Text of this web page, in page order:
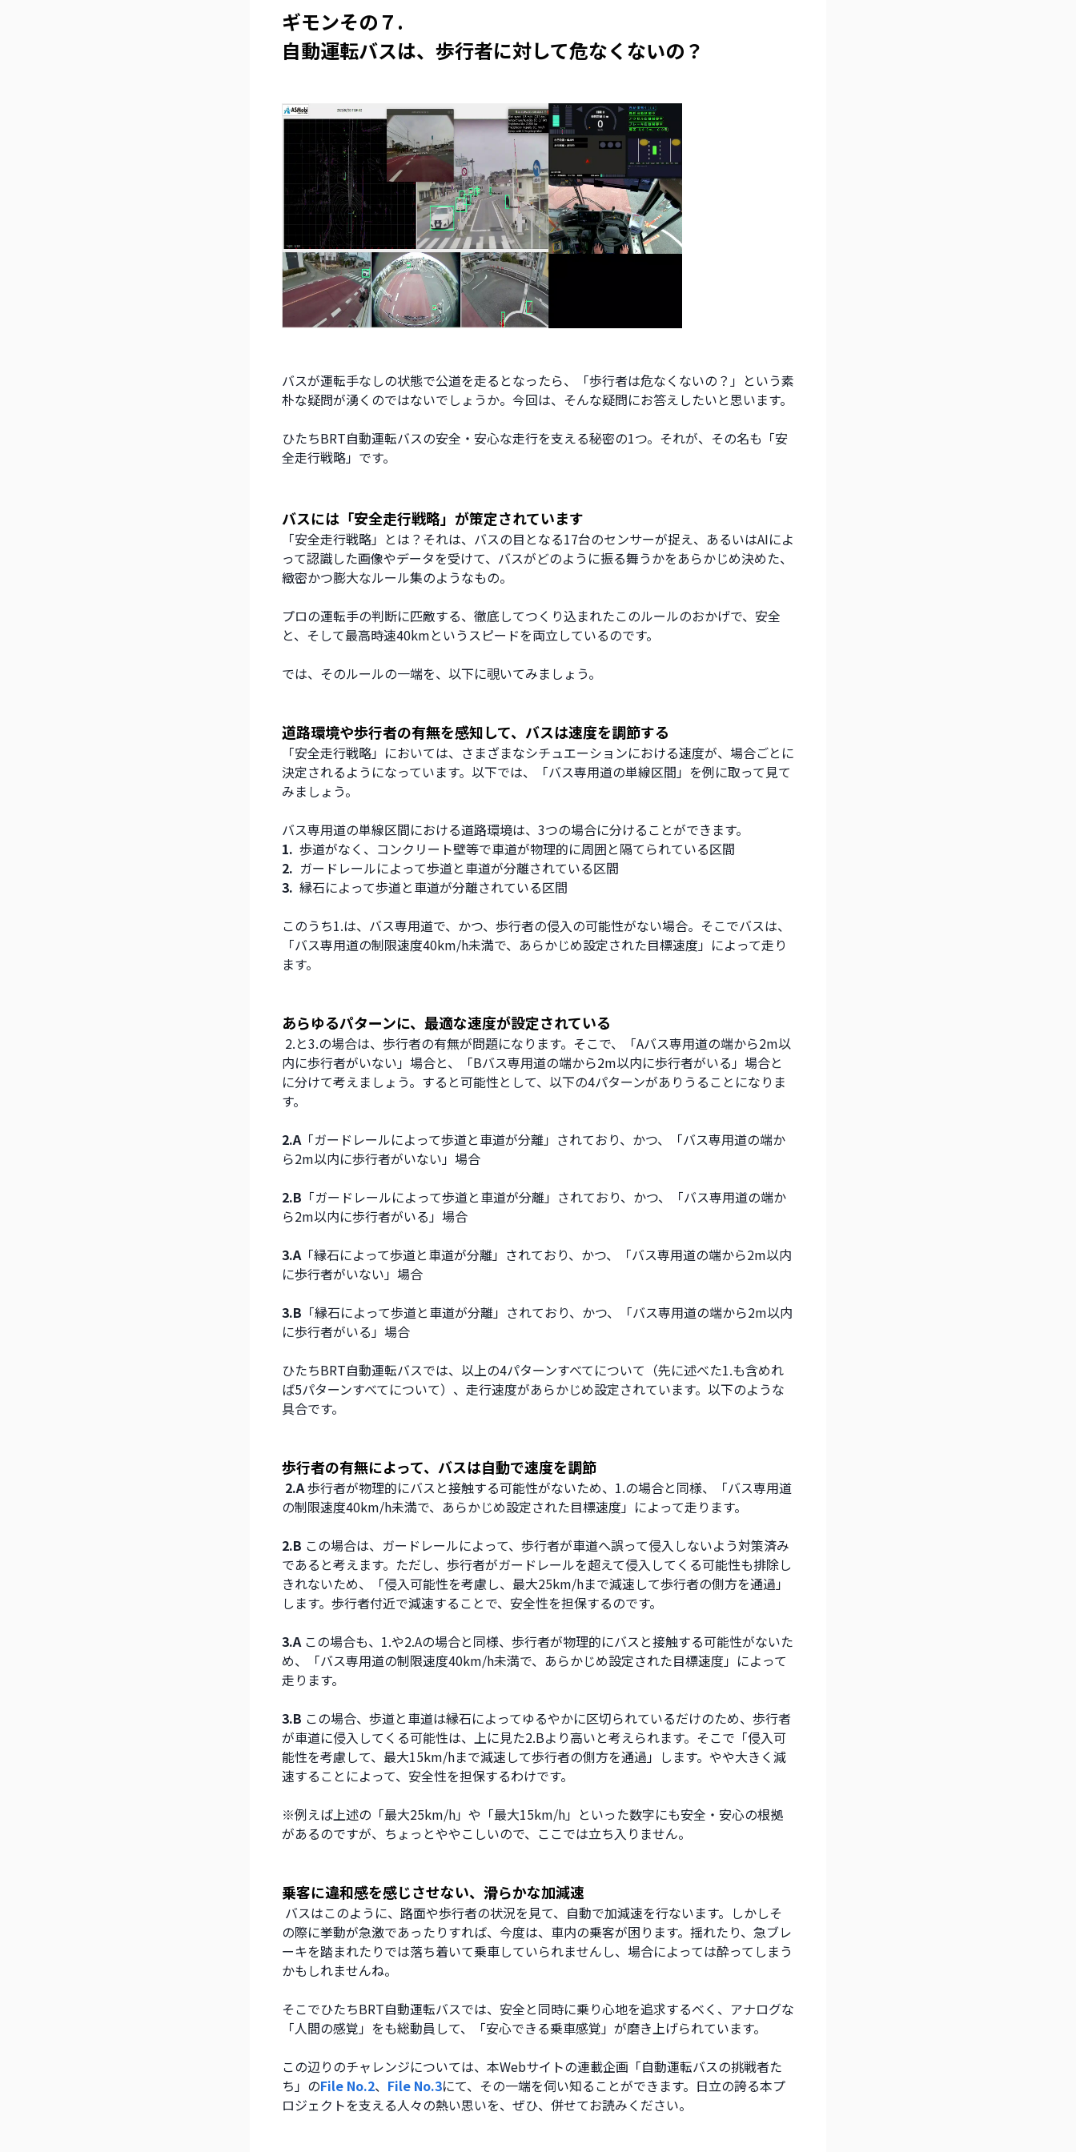
ギモンその７.
自動運転バスは、歩行者に対して危なくないの？
バスが運転手なしの状態で公道を走るとなったら、「歩行者は危なくないの？」という素
朴な疑問が湧くのではないでしょうか。今回は、そんな疑問にお答えしたいと思います。
ひたちBRT自動運転バスの安全・安心な走行を支える秘密の1つ。それが、その名も「安
全走行戦略」です。
バスには「安全走行戦略」が策定されています
「安全走行戦略」とは？それは、バスの目となる17台のセンサーが捉え、あるいはAIによ
って認識した画像やデータを受けて、バスがどのように振る舞うかをあらかじめ決めた、
緻密かつ膨大なルール集のようなもの。
プロの運転手の判断に匹敵する、徹底してつくり込まれたこのルールのおかげで、安全
と、そして最高時速40kmというスピードを両立しているのです。
では、そのルールの一端を、以下に覗いてみましょう。
道路環境や歩行者の有無を感知して、バスは速度を調節する
「安全走行戦略」においては、さまざまなシチュエーションにおける速度が、場合ごとに
決定されるようになっています。以下では、「バス専用道の単線区間」を例に取って見て
みましょう。
バス専用道の単線区間における道路環境は、3つの場合に分けることができます。
1. 歩道がなく、コンクリート壁等で車道が物理的に周囲と隔てられている区間
2. ガードレールによって歩道と車道が分離されている区間
3. 縁石によって歩道と車道が分離されている区間
このうち1.は、バス専用道で、かつ、歩行者の侵入の可能性がない場合。そこでバスは、
「バス専用道の制限速度40km/h未満で、あらかじめ設定された目標速度」によって走り
ます。
あらゆるパターンに、最適な速度が設定されている
2.と3.の場合は、歩行者の有無が問題になります。そこで、「Aバス専用道の端から2m以
内に歩行者がいない」場合と、「Bバス専用道の端から2m以内に歩行者がいる」場合と
に分けて考えましょう。すると可能性として、以下の4パターンがありうることになりま
す。
2.A「ガードレールによって歩道と車道が分離」されており、かつ、「バス専用道の端か
ら2m以内に歩行者がいない」場合
2.B 「ガードレールによって歩道と車道が分離」されており、かつ、「バス専用道の端か
ら2m以内に歩行者がいる」場合
3.A「縁石によって歩道と車道が分離」されており、かつ、「バス専用道の端から2m以内
に歩行者がいない」場合
3.B 「縁石によって歩道と車道が分離」されており、かつ、「バス専用道の端から2m以内
に歩行者がいる」場合
ひたちBRT自動運転バスでは、以上の4パターンすべてについて（先に述べた1.も含めれ
ば5パターンすべてについて）、走行速度があらかじめ設定されています。以下のような
具合です。
歩行者の有無によって、バスは自動で速度を調節
2.A 歩行者が物理的にバスと接触する可能性がないため、1.の場合と同様、「バス専用道
の制限速度40km/h未満で、あらかじめ設定された目標速度」によって走ります。
2.B この場合は、ガードレールによって、歩行者が車道へ誤って侵入しないよう対策済み
であると考えます。ただし、歩行者がガードレールを超えて侵入してくる可能性も排除し
きれないため、「侵入可能性を考慮し、最大25km/hまで減速して歩行者の側方を通過」
します。歩行者付近で減速することで、安全性を担保するのです。
3.A この場合も、1.や2.Aの場合と同様、歩行者が物理的にバスと接触する可能性がないた
め、「バス専用道の制限速度40km/h未満で、あらかじめ設定された目標速度」によって
走ります。
3.B この場合、歩道と車道は縁石によってゆるやかに区切られているだけのため、歩行者
が車道に侵入してくる可能性は、上に見た2.Bより高いと考えられます。そこで「侵入可
能性を考慮して、最大15km/hまで減速して歩行者の側方を通過」します。やや大きく減
速することによって、安全性を担保するわけです。
※例えば上述の「最大25km/h」や「最大15km/h」といった数字にも安全・安心の根拠
があるのですが、ちょっとややこしいので、ここでは立ち入りません。
乗客に違和感を感じさせない、滑らかな加減速
バスはこのように、路面や歩行者の状況を見て、自動で加減速を行ないます。しかしそ
の際に挙動が急激であったりすれば、今度は、車内の乗客が困ります。揺れたり、急ブレ
ーキを踏まれたりでは落ち着いて乗車していられませんし、場合によっては酔ってしまう
かもしれませんね。
そこでひたちBRT自動運転バスでは、安全と同時に乗り心地を追求するべく、アナログな
「人間の感覚」をも総動員して、「安心できる乗車感覚」が磨き上げられています。
この辺りのチャレンジについては、本Webサイトの連載企画「自動運転バスの挑戦者た
ち」のFile No.2、 File No.3にて、その一端を伺い知ることができます。日立の誇る本プ
ロジェクトを支える人々の熱い思いを、ぜひ、併せてお読みください。